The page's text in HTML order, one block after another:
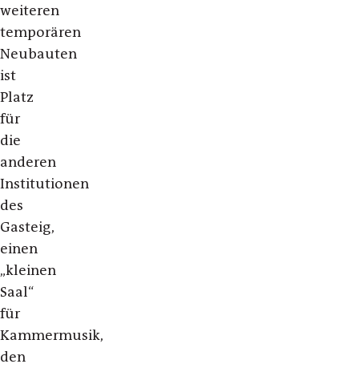
weiteren
temporären
Neubauten
ist
Platz
für
die
anderen
Institutionen
des
Gasteig,
einen
„kleinen
Saal“
für
Kammermusik,
den